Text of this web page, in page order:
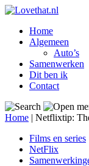
Home
Algemeen
Auto’s
Samenwerken
Dit ben ik
Contact
Home | Netflixtip:
Films en series
NetFlix